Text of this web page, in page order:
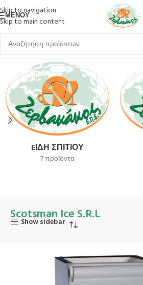
Skip to navigation
Skip to main content
ΜΕΝΟΎ
Αρχική σελίδα Scotsman Ice S.R.L
EΊΔΗ ΣΠΙΤΙΟΎ
7 προϊόντα
Scotsman Ice S.R.L
Show sidebar